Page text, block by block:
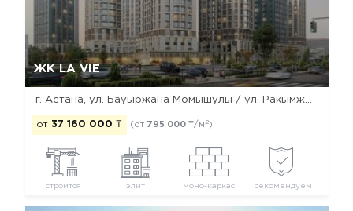
ЖК LA VIE
от 37 160 000 ₸ (от 795 000 ₸/м 2)
строится элит моно-каркас рекомендуем
Да, удалить Отмена